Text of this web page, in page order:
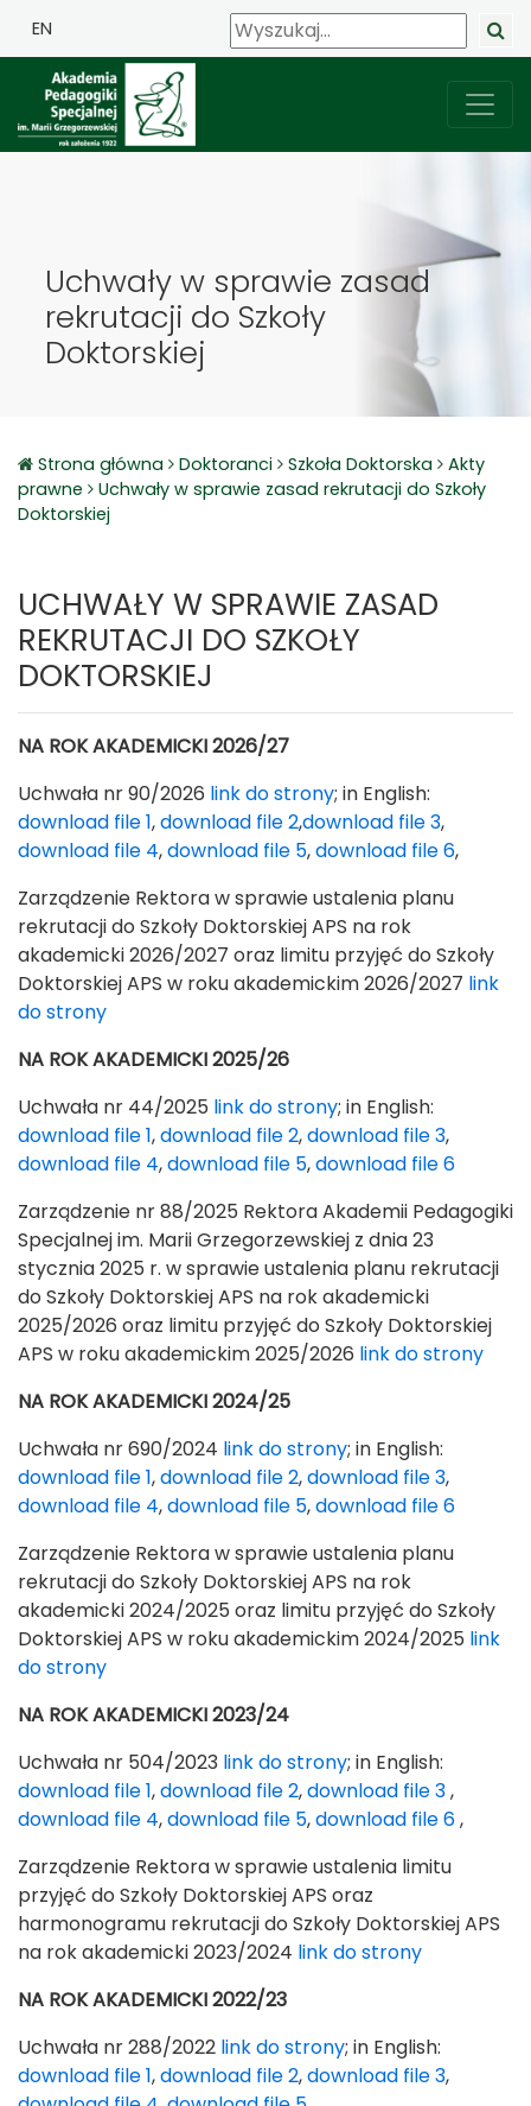
EN
Uchwały w sprawie zasad
rekrutacji do Szkoły
Doktorskiej
Strona główna Doktoranci Szkoła Doktorska
Akty
prawne
Uchwały w sprawie zasad rekrutacji do Szkoły
Doktorskiej
UCHWAŁY W SPRAWIE ZASAD
REKRUTACJI DO SZKOŁY
DOKTORSKIEJ
NA ROK AKADEMICKI 2026/27
Uchwała nr 90/2026 link do strony; in English:
download file 1,download file 2,download file 3,
download file 4,download file 5,download file 6,
Zarządzenie Rektora w sprawie ustalenia planu
rekrutacji do Szkoły Doktorskiej APS na rok
akademicki 2026/2027 oraz limitu przyjęć do Szkoły
Doktorskiej APS w roku akademickim 2026/2027 link
do strony
NA ROK AKADEMICKI 2025/26
Uchwała nr 44/2025 link do strony; in English:
download file 1,download file 2,download file 3,
download file 4,download file 5,download file 6
Zarządzenie nr 88/2025 Rektora Akademii Pedagogiki
Specjalnej im. Marii Grzegorzewskiej z dnia 23
stycznia 2025 r. w sprawie ustalenia planu rekrutacji
do Szkoły Doktorskiej APS na rok akademicki
2025/2026 oraz limitu przyjęć do Szkoły Doktorskiej
APS w roku akademickim 2025/2026 link do strony
NA ROK AKADEMICKI 2024/25
Uchwała nr 690/2024 link do strony; in English:
download file 1,download file 2,download file 3,
download file 4,download file 5,download file 6
Zarządzenie Rektora w sprawie ustalenia planu
rekrutacji do Szkoły Doktorskiej APS na rok
akademicki 2024/2025 oraz limitu przyjęć do Szkoły
Doktorskiej APS w roku akademickim 2024/2025 link
do strony
NA ROK AKADEMICKI 2023/24
Uchwała nr 504/2023 link do strony; in English:
download file 1,download file 2,download file 3,
download file 4,download file 5,download file 6,
Zarządzenie Rektora w sprawie ustalenia limitu
przyjęć do Szkoły Doktorskiej APS oraz
harmonogramu rekrutacji do Szkoły Doktorskiej APS
na rok akademicki 2023/2024 link do strony
NA ROK AKADEMICKI 2022/23
Uchwała nr 288/2022 link do strony; in English:
download file 1,download file 2,download file 3,